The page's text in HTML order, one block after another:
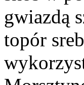
gwiazdą
topór